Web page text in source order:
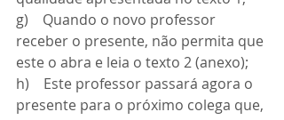
g)    Quando o novo professor
receber o presente, não permita que
este o abra e leia o texto 2 (anexo);
h)    Este professor passará agora o
presente para o próximo colega que,